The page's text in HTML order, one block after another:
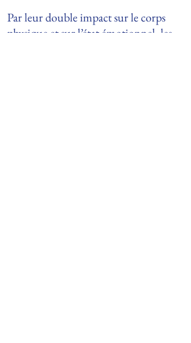
Par leur double impact sur le corps
physique et sur l’état émotionnel, les